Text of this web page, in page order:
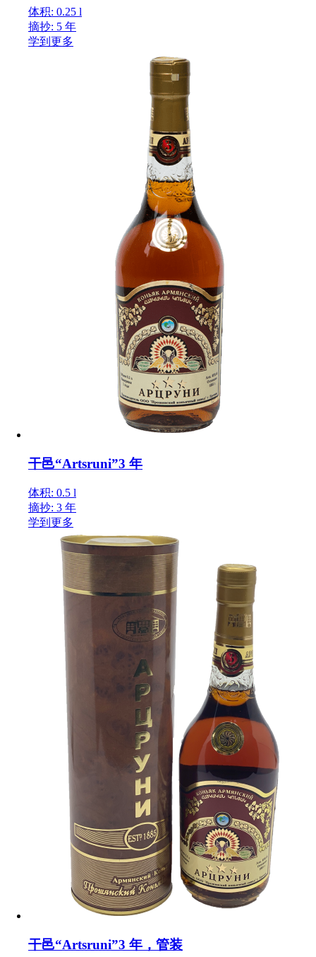
体积: 0.25 l
摘抄: 5 年
学到更多
干邑“Artsruni”3 年
体积: 0.5 l
摘抄: 3 年
学到更多
干邑“Artsruni”3 年，管装